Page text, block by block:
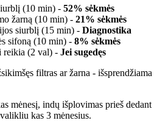
(10 min) - 52% sėkmės
žarną (10 min) - 21% sėkmės
siurblį (15 min) - Diagnostika
sifoną (10 min) - 8% sėkmės
reikia (2 val) - Jei sugedęs
filtras ar žarna - išsprendžiama
mėnesį, indų išplovimas prieš dedant
kas 3 mėnesius.